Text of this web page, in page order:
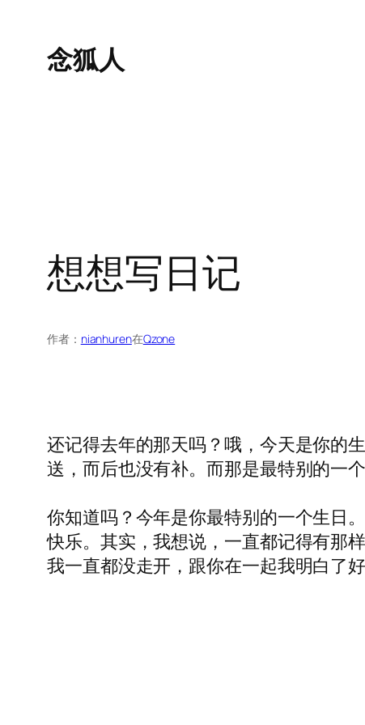
念狐人
想想写日记
作者： nianhuren在Qzone
还记得去年的那天吗？哦，今天是你的
送，而后也没有补。而那是最特别的一
你知道吗？今年是你最特别的一个生日
快乐。其实，我想说，一直都记得有那
我一直都没走开，跟你在一起我明白了